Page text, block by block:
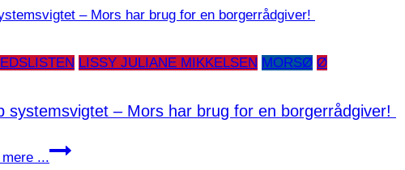
LISSY JULIANE MIKKELSEN MORSØ Ø
systemsvigtet – Mors har brug for en borgerrådgiver!
...
Stop